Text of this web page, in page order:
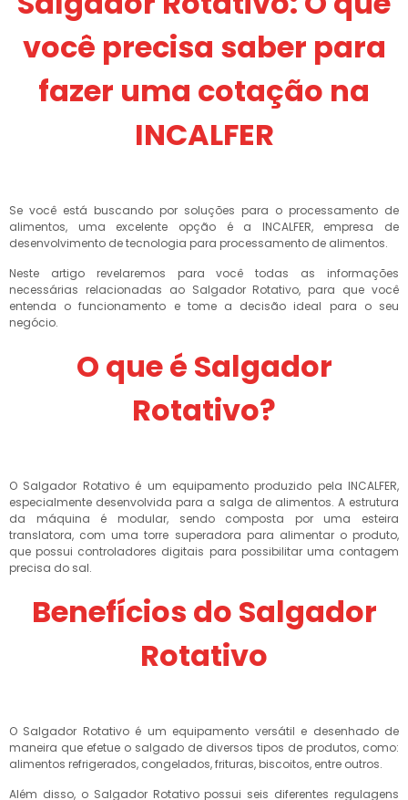
você precisa saber para
fazer uma cotação na
INCALFER
Se você está buscando por soluções para o processamento de
alimentos, uma excelente opção é a INCALFER, empresa de
desenvolvimento de tecnologia para processamento de alimentos.
Neste artigo revelaremos para você todas as informações
necessárias relacionadas ao Salgador Rotativo, para que você
entenda o funcionamento e tome a decisão ideal para o seu
negócio.
O que é Salgador
Rotativo?
O Salgador Rotativo é um equipamento produzido pela INCALFER,
especialmente desenvolvida para a salga de alimentos. A estrutura
da máquina é modular, sendo composta por uma esteira
translatora, com uma torre superadora para alimentar o produto,
que possui controladores digitais para possibilitar uma contagem
precisa do sal.
Benefícios do Salgador
Rotativo
O Salgador Rotativo é um equipamento versátil e desenhado de
maneira que efetue o salgado de diversos tipos de produtos, como:
alimentos refrigerados, congelados, frituras, biscoitos, entre outros.
Além disso, o Salgador Rotativo possui seis diferentes regulagens